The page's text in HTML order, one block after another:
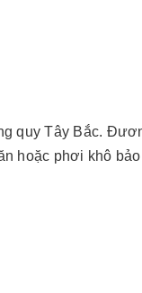
quy Tây Bắc.
hoặc phơi khô